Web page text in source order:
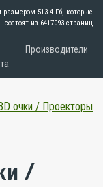
размером 513.4 Гб, которые
состоят из 6417093 страниц
Производители
очки / Проекторы
/